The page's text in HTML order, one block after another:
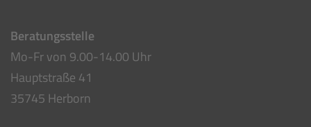
Beratungsstelle
Mo-Fr von 9.00-14.00 Uhr
Hauptstraße 41
35745 Herborn